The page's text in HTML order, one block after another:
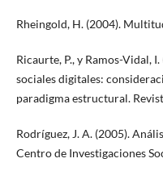
Rheingold, H. (2004).
Ricaurte, P., y Ramos-Vidal,
sociales digitales:
paradigma estructural.
Rodríguez, J. A. (2005).
Centro de Investigaciones